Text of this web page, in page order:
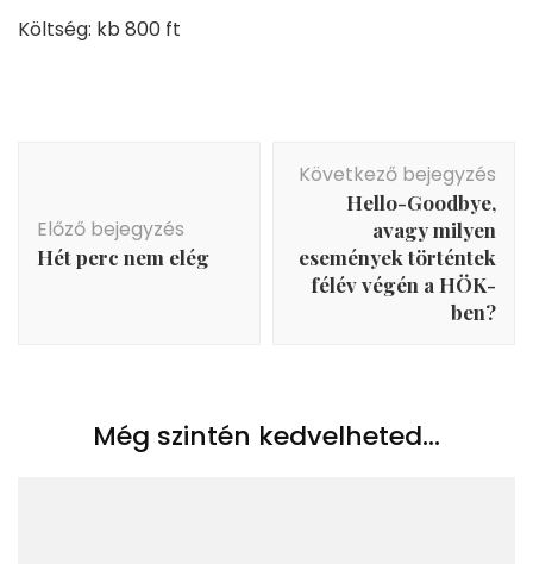
Költség: kb 800 ft
Előző bejegyzés
Hét perc nem elég
Következő bejegyzés
Hello-Goodbye,
avagy milyen
események történtek
félév végén a HÖK-
ben?
Még szintén kedvelheted...